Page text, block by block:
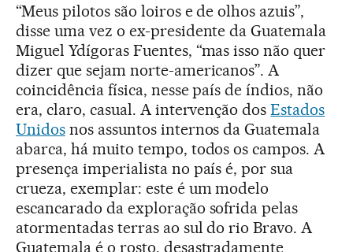
“Meus pilotos são loiros e de olhos azuis”,
disse uma vez o ex-presidente da Guatemala
Miguel Ydígoras Fuentes, “mas isso não quer
dizer que sejam norte-americanos”. A
coincidência física, nesse país de índios, não
era, claro, casual. A intervenção dosEstados
Unidosnos assuntos internos da Guatemala
abarca, há muito tempo, todos os campos. A
presença imperialista no país é, por sua
crueza, exemplar: este é um modelo
escancarado da exploração sofrida pelas
atormentadas terras ao sul do rio Bravo. A
Guatemala é o rosto, desastradamente